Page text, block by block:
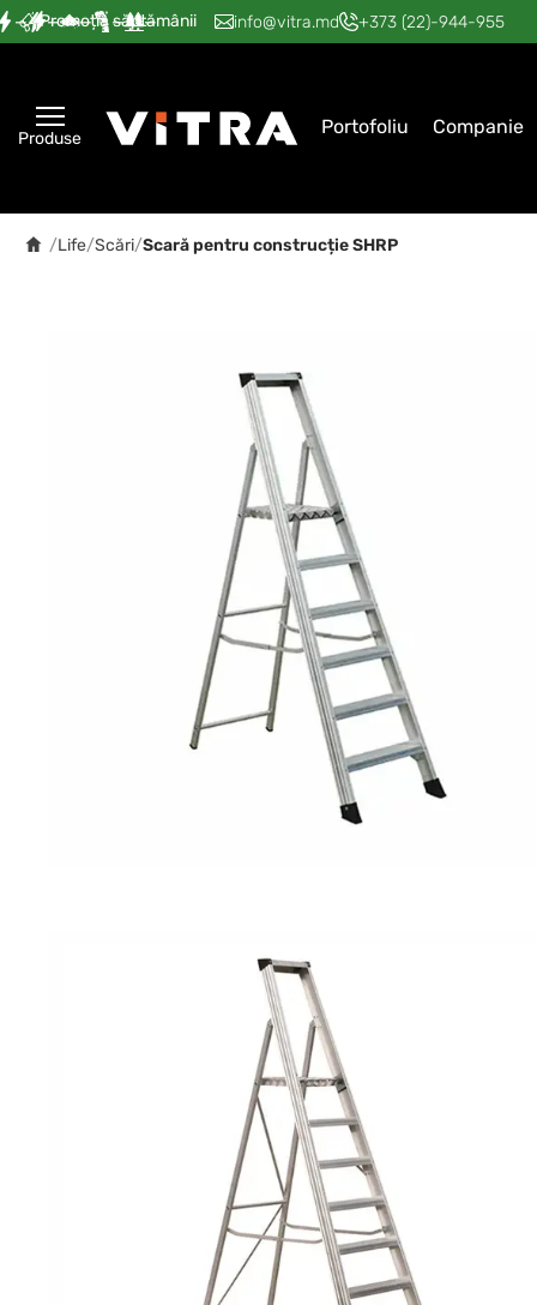
Promoția săptămânii
— — — — — info@vitra.md +373 (22)-944-955
Produse Portofoliu Companie
/Life/Scări/Scară pentru construcție SHRP